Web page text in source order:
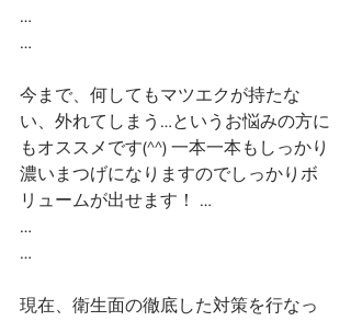
…
…
今まで、何してもマツエクが持たな
い、外れてしまう…というお悩みの方に
もオススメです(^^) 一本一本もしっかり
濃いまつげになりますのでしっかりボ
リュームが出せます！ …
…
…
現在、衛生面の徹底した対策を行なっ